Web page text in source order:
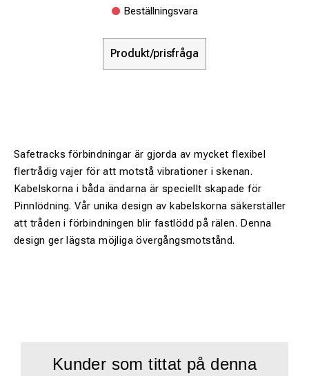
Beställningsvara
Produkt/prisfråga
Safetracks förbindningar är gjorda av mycket flexibel
flertrådig vajer för att motstå vibrationer i skenan.
Kabelskorna i båda ändarna är speciellt skapade för
Pinnlödning. Vår unika design av kabelskorna säkerställer
att tråden i förbindningen blir fastlödd på rälen. Denna
design ger lägsta möjliga övergångsmotstånd.
Kunder som tittat på denna